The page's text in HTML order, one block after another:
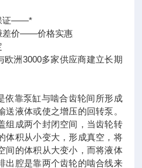
证——*
差价——价格实惠
洲3000多家供应商建立长期
依靠泵缸与啮合齿轮间所形成
液体或使之增压的回转泵。
组成两个封闭空间，当齿轮转
体积从小变大，形成真空，将
间的体积从大变小，而将液体
出腔是靠两个齿轮的啮合线来